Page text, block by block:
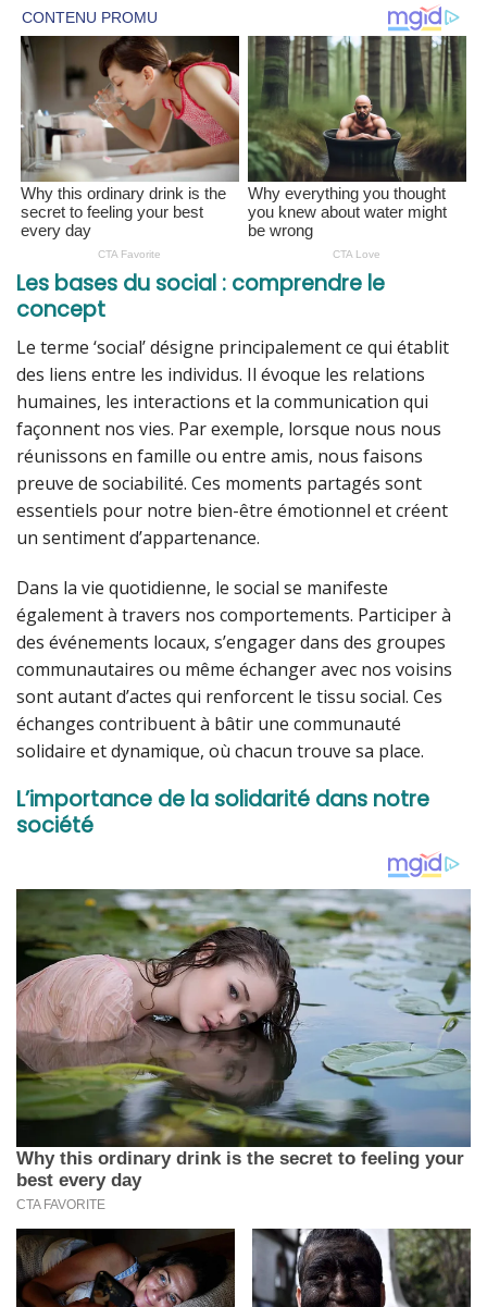
Les bases du social : comprendre le
concept
Le terme ‘social’ désigne principalement ce qui établit
des liens entre les individus. Il évoque les relations
humaines, les interactions et la communication qui
façonnent nos vies. Par exemple, lorsque nous nous
réunissons en famille ou entre amis, nous faisons
preuve de sociabilité. Ces moments partagés sont
essentiels pour notre bien-être émotionnel et créent
un sentiment d’appartenance.
Dans la vie quotidienne, le social se manifeste
également à travers nos comportements. Participer à
des événements locaux, s’engager dans des groupes
communautaires ou même échanger avec nos voisins
sont autant d’actes qui renforcent le tissu social. Ces
échanges contribuent à bâtir une communauté
solidaire et dynamique, où chacun trouve sa place.
L’importance de la solidarité dans notre
société